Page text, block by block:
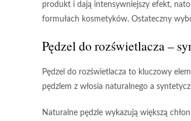
produkt i dają intensywniejszy efekt,
formułach kosmetyków. Ostateczny
Pędzel do rozświetlacza –
Pędzel do rozświetlacza to kluczowy
pędzlem z włosia naturalnego a
Naturalne pędzle wykazują większą